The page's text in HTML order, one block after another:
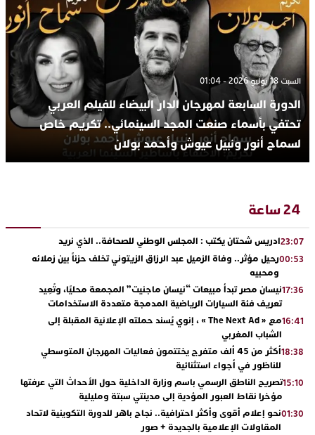
السبت 18 يوليو 2026 - 01:04
الدورة السابعة لمهرجان الدار البيضاء للفيلم العربي
تحتفي بأسماء صنعت المجد السينمائي.. تكريم خاص
لسماح أنور ونبيل عيوش وأحمد بولان
24 ساعة
23:07ادريس شحتان يكتب : المجلس الوطني للصحافة.. الذي نريد
00:53رحيل مؤثر.. وفاة الزميل عبد الرزاق الزيتوني تخلف حزناً بين زملائه
ومحبيه
17:36نيسان مصر تبدأ مبيعات “نيسان ماجنيت” المجمعة محليًا، وتُعِيد
تعريف فئة السيارات الرياضية المدمجة متعددة الاستخدامات
16:41
مع « The Next Ad » ، إنوي يُسند حملته الإعلانية المقبلة إلى
الشباب المغربي
18:38
أكثر من 45 ألف متفرج يختتمون فعاليات المهرجان المتوسطي
للناظور في أجواء استثنائية
15:10تصريح الناطق الرسمي باسم وزارة الداخلية حول الأحداث التي عرفتها
مؤخرا نقاط العبور المؤدية إلى مدينتي سبتة ومليلية
01:30نحو إعلام أقوى وأكثر احترافية.. نجاح باهر للدورة التكوينية لاتحاد
المقاولات الإعلامية بالجديدة + صور